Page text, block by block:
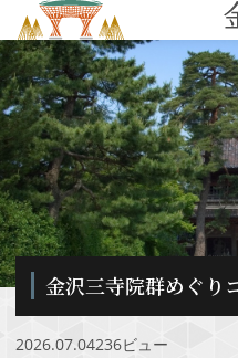
金沢三寺院群めぐり
2026.07.04236ビュー